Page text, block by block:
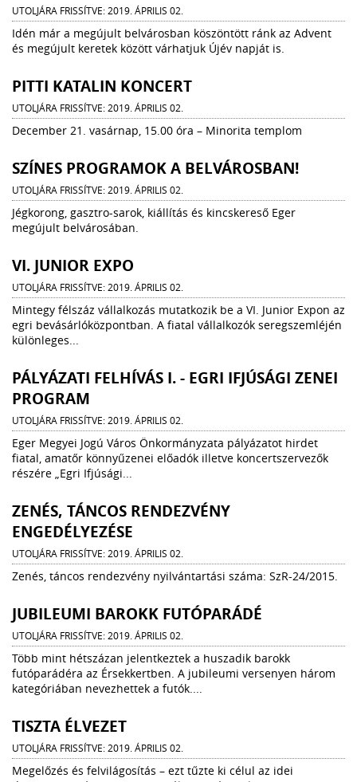
UTOLJÁRA FRISSÍTVE: 2019. ÁPRILIS 02.
Idén már a megújult belvárosban köszöntött ránk az Advent
és megújult keretek között várhatjuk Újév napját is.
PITTI KATALIN KONCERT
UTOLJÁRA FRISSÍTVE: 2019. ÁPRILIS 02.
December 21. vasárnap, 15.00 óra – Minorita templom
SZÍNES PROGRAMOK A BELVÁROSBAN!
UTOLJÁRA FRISSÍTVE: 2019. ÁPRILIS 02.
Jégkorong, gasztro-sarok, kiállítás és kincskereső Eger
megújult belvárosában.
VI. JUNIOR EXPO
UTOLJÁRA FRISSÍTVE: 2019. ÁPRILIS 02.
Mintegy félszáz vállalkozás mutatkozik be a VI. Junior Expon az
egri bevásárlóközpontban. A fiatal vállalkozók seregszemléjén
különleges...
PÁLYÁZATI FELHÍVÁS I. - EGRI IFJÚSÁGI ZENEI
PROGRAM
UTOLJÁRA FRISSÍTVE: 2019. ÁPRILIS 02.
Eger Megyei Jogú Város Önkormányzata pályázatot hirdet
fiatal, amatőr könnyűzenei előadók illetve koncertszervezők
részére „Egri Ifjúsági...
ZENÉS, TÁNCOS RENDEZVÉNY
ENGEDÉLYEZÉSE
UTOLJÁRA FRISSÍTVE: 2019. ÁPRILIS 02.
Zenés, táncos rendezvény nyilvántartási száma: SzR-24/2015.
JUBILEUMI BAROKK FUTÓPARÁDÉ
UTOLJÁRA FRISSÍTVE: 2019. ÁPRILIS 02.
Több mint hétszázan jelentkeztek a huszadik barokk
futóparádéra az Érsekkertben. A jubileumi versenyen három
kategóriában nevezhettek a futók....
TISZTA ÉLVEZET
UTOLJÁRA FRISSÍTVE: 2019. ÁPRILIS 02.
Megelőzés és felvilágosítás – ezt tűzte ki célul az idei